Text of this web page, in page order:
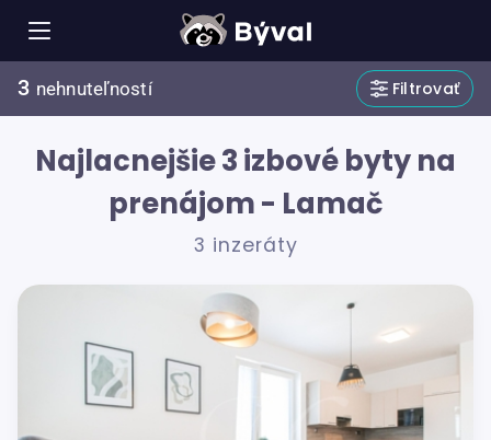
3 nehnuteľností Filtrovať
Najlacnejšie 3 izbové byty na
prenájom - Lamač
3 inzeráty